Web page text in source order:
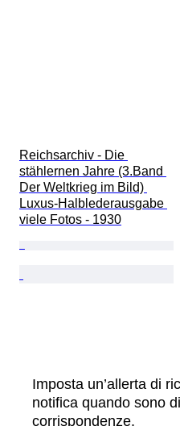
Reichsarchiv - Die
stählernen Jahre (3.Band
Der Weltkrieg im Bild)
Luxus-Halblederausgabe
viele Fotos - 1930
Imposta un’allerta di
notifica quando sono
corrispondenze.